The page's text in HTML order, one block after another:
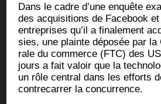
Dans le cadre d’une enquête
des acqui­si­tions de Face­book
entre­prises qu’il a fina­le­ment
sies, une plainte dépo­sée par
rale du com­merce (FTC) des
jours a fait valoir que la
un rôle cen­tral dans les efforts
contre­car­rer la concurrence.